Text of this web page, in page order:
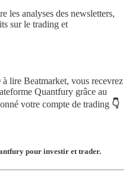
les analyses des newsletters,
sur le trading et
à lire Beatmarket, vous recevrez
Quantfury grâce au
votre compte de trading 👇
pour investir et trader.